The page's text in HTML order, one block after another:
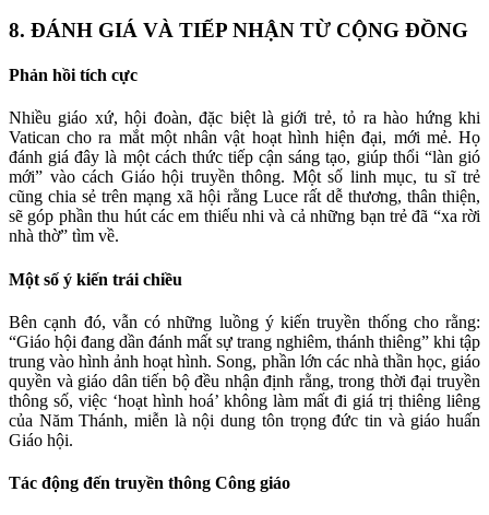
8. ĐÁNH GIÁ VÀ TIẾP NHẬN TỪ CỘNG ĐỒNG
Phản hồi tích cực
Nhiều giáo xứ, hội đoàn, đặc biệt là giới trẻ, tỏ ra hào hứng khi
Vatican cho ra mắt một nhân vật hoạt hình hiện đại, mới mẻ. Họ
đánh giá đây là một cách thức tiếp cận sáng tạo, giúp thổi “làn gió
mới” vào cách Giáo hội truyền thông. Một số linh mục, tu sĩ trẻ
cũng chia sẻ trên mạng xã hội rằng Luce rất dễ thương, thân thiện,
sẽ góp phần thu hút các em thiếu nhi và cả những bạn trẻ đã “xa rời
nhà thờ” tìm về.
Một số ý kiến trái chiều
Bên cạnh đó, vẫn có những luồng ý kiến truyền thống cho rằng:
“Giáo hội đang dần đánh mất sự trang nghiêm, thánh thiêng” khi tập
trung vào hình ảnh hoạt hình. Song, phần lớn các nhà thần học, giáo
quyền và giáo dân tiến bộ đều nhận định rằng, trong thời đại truyền
thông số, việc ‘hoạt hình hoá’ không làm mất đi giá trị thiêng liêng
của Năm Thánh, miễn là nội dung tôn trọng đức tin và giáo huấn
Giáo hội.
Tác động đến truyền thông Công giáo